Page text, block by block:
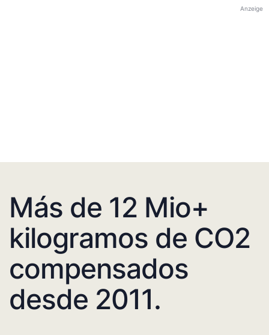
Anzeige
Más de 12 Mio+
kilogramos de CO2
compensados
desde 2011.